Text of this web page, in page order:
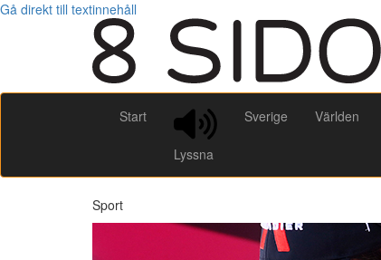
Gå direkt till textinnehåll
Start
Lyssna
Sverige Världen
Sport